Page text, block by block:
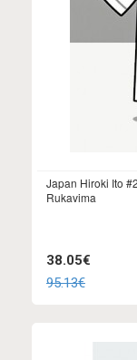
Japan Hiroki Ito
Rukavima
38.05€
95.13€